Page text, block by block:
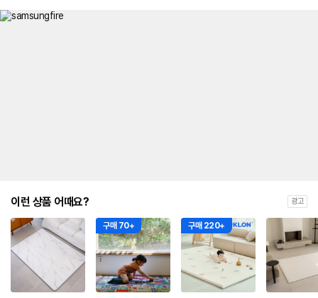
이런 상품 어때요? 광고
구매 70+ 구매 220+